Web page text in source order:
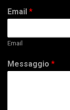
Email *
Email
Messaggio *